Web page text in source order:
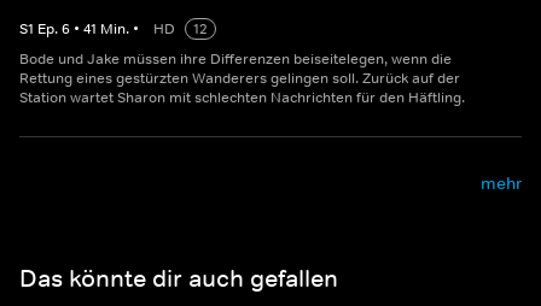
S1 Ep.6 • 41 Min. • HD
12
Bode und Jake müssen ihre Differenzen beiseitelegen, wenn die
Rettung eines gestürzten Wanderers gelingen soll. Zurück auf der
Station wartet Sharon mit schlechten Nachrichten für den Häftling.
mehr
Das könnte dir auch gefallen